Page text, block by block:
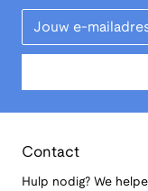
Your Email
Contact
Hulp nodig? We